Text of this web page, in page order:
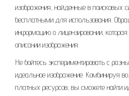
изображения, найденные в поисковых
бесплатными для использования.
информацию о лицензировании, которая
описании изображения.
Не бойтесь экспериментировать с
идеальное изображение. Комбинируя
платных ресурсов, вы сможете найти